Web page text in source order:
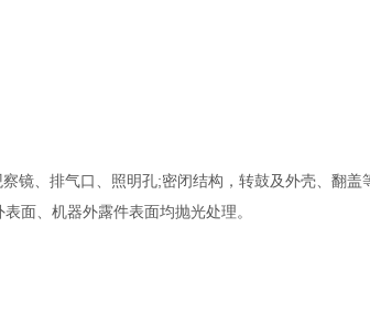
、排气口、照明孔;密闭结构，转鼓及外壳、翻盖
面、机器外露件表面均抛光处理。